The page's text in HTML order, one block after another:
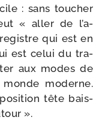
: sans tou­cher
« aller de l’a­
qui est en
est celui du tra­
aux modes de
moderne.
tête bais­
».